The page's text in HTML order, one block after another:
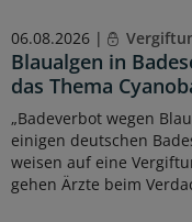
06.08.2026 |
Blaualgen in
das Thema
„Badeverbot wegen
einigen deutschen
weisen auf eine
gehen Ärzte beim